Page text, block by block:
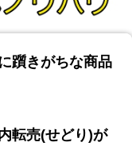
躓きがちな商品
転売(せどり)が